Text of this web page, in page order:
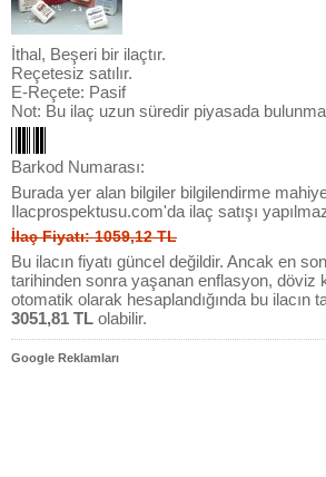
İthal, Beşeri bir ilaçtır.
Reçetesiz satılır.
E-Reçete: Pasif
Not: Bu ilaç uzun süredir piyasada
Barkod Numarası:
Burada yer alan bilgiler bilgilendirme
Ilacprospektusu.com'da ilaç satışı
İlaç Fiyatı: 1059,12 TL
Bu ilacın fiyatı güncel değildir. Ancak en
tarihinden sonra yaşanan enflasyon, döviz
otomatik olarak hesaplandığında bu ilacın
3051,81 TL olabilir.
Google Reklamları